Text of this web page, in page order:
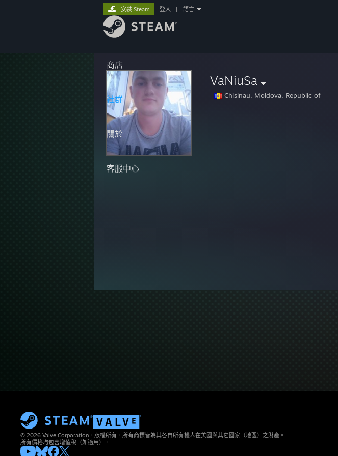
商店
社群
關於
客服中心
安裝 Steam 登入 語言
VaNiuSa
Chisinau, Moldova, Republic of
© 2026 Valve Corporation。版權所有。所有商標皆為其各自所有權人在美國與其它國家（地區）之財產。
所有價格均包含增值稅（如適用）。